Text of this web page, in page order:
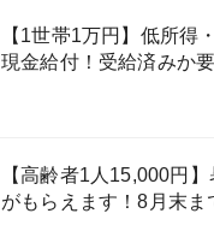
【1世帯1万円】低所得
現金給付！受給済みか
【高齢者1人15,000円
がもらえます！8月末ま